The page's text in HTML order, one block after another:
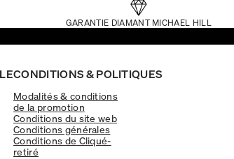
GARANTIE DIAMANT MICHAEL HILL
CONDITIONS & POLITIQUES
Modalités & conditions
de la promotion
Conditions du site web
Conditions générales
Conditions de Cliqué-
retiré